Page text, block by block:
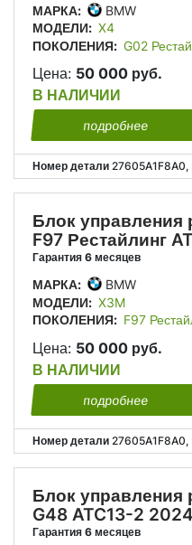
МАРКА:
BMW
МОДЕЛИ: X4
ПОКОЛЕНИЯ: G02
Цена: 50 000 руб.
В НАЛИЧИИ
подробнее
Номер детали 27605A1F8A0,
Блок управления
F97 Рестайлинг
Гарантия 6 месяцев
МАРКА:
BMW
МОДЕЛИ: X3M
ПОКОЛЕНИЯ: F97
Цена: 50 000 руб.
В НАЛИЧИИ
подробнее
Номер детали 27605A1F8A0,
Блок управления
G48 ATC13-2
Гарантия 6 месяцев